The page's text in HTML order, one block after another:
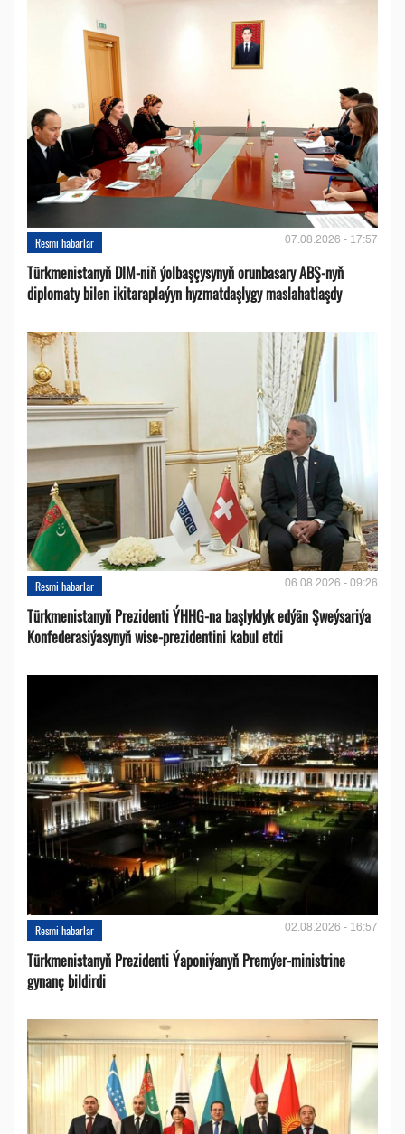
Resmi habarlar 07.08.2026 - 17:57
Türkmenistanyň DIM-niň ýolbaşçysynyň orunbasary ABŞ-nyň
diplomaty bilen ikitaraplaýyn hyzmatdaşlygy maslahatlaşdy
Resmi habarlar 06.08.2026 - 09:26
Türkmenistanyň Prezidenti ÝHHG-na başlyklyk edýän Şweýsariýa
Konfederasiýasynyň wise-prezidentini kabul etdi
Resmi habarlar 02.08.2026 - 16:57
Türkmenistanyň Prezidenti Ýaponiýanyň Premýer-ministrine
gynanç bildirdi